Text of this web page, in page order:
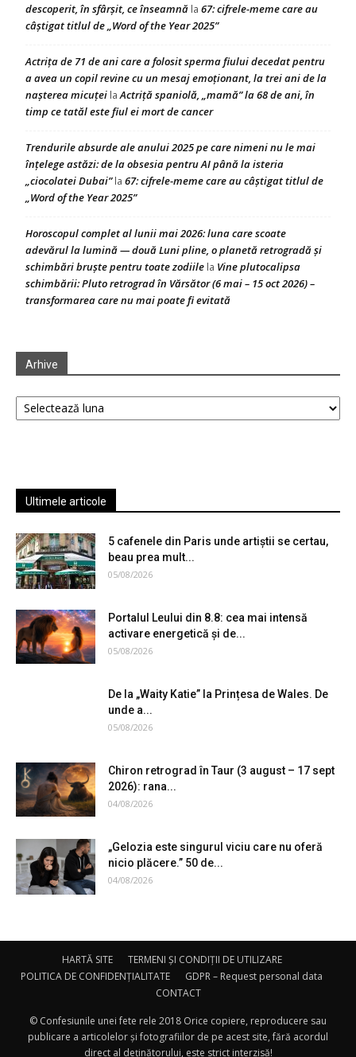
descoperit, în sfârșit, ce înseamnă la 67: cifrele-meme care au
câștigat titlul de „Word of the Year 2025”
Actrița de 71 de ani care a folosit sperma fiului decedat pentru
a avea un copil revine cu un mesaj emoționant, la trei ani de la
nașterea micuței laActriță spaniolă, „mamă” la 68 de ani, în
timp ce tatăl este fiul ei mort de cancer
Trendurile absurde ale anului 2025 pe care nimeni nu le mai
înțelege astăzi: de la obsesia pentru AI până la isteria
„ciocolatei Dubai”la 67: cifrele-meme care au câștigat titlul de
„Word of the Year 2025”
Horoscopul complet al lunii mai 2026: luna care scoate
adevărul la lumină — două Luni pline, o planetă retrogradă și
schimbări bruște pentru toate zodiile la Vine plutocalipsa
schimbării: Pluto retrograd în Vărsător (6 mai – 15 oct 2026) –
transformarea care nu mai poate fi evitată
Arhive
Arhive
Ultimele articole
5 cafenele din Paris unde artiștii se certau,
beau prea mult...
05/08/2026
Portalul Leului din 8.8: cea mai intensă
activare energetică și de...
05/08/2026
De la „Waity Katie” la Prințesa de Wales. De
unde a...
05/08/2026
Chiron retrograd în Taur (3 august – 17 sept
2026): rana...
04/08/2026
„Gelozia este singurul viciu care nu oferă
nicio plăcere.” 50 de...
04/08/2026
HARTĂ SITE
TERMENI ȘI CONDIȚII DE UTILIZARE
POLITICA DE CONFIDENȚIALITATE
GDPR – Request personal data
CONTACT
© Confesiunile unei fete rele 2018 Orice copiere, reproducere sau
publicare a articolelor și fotografiilor de pe acest site, fără acordul
direct al deținătorului, este strict interzisă!